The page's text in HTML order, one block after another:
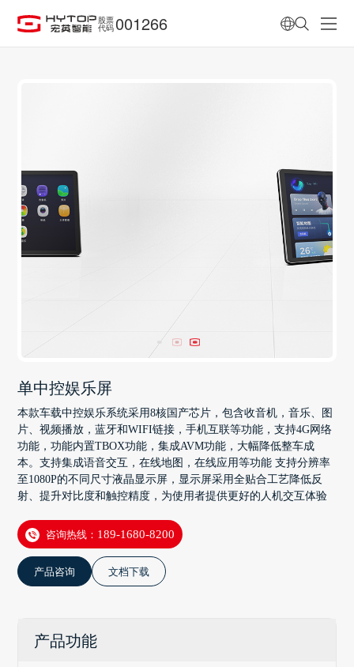
股票
代码 001266
单中控娱乐屏
本款车载中控娱乐系统采用8核国产芯片，包含收音机，音乐、图
片、视频播放，蓝牙和WIFI链接，手机互联等功能，支持4G网络
功能，功能内置TBOX功能，集成AVM功能，大幅降低整车成
本。支持集成语音交互，在线地图，在线应用等功能 支持分辨率
至1080P的不同尺寸液晶显示屏，显示屏采用全贴合工艺降低反
射、提升对比度和触控精度，为使用者提供更好的人机交互体验
咨询热线： 189-1680-8200
产品咨询 文档下载
产品功能